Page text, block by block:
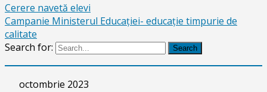
Cerere navetă elevi
Campanie Ministerul Educației- educație timpurie de
calitate
Search for:
Search
octombrie 2023